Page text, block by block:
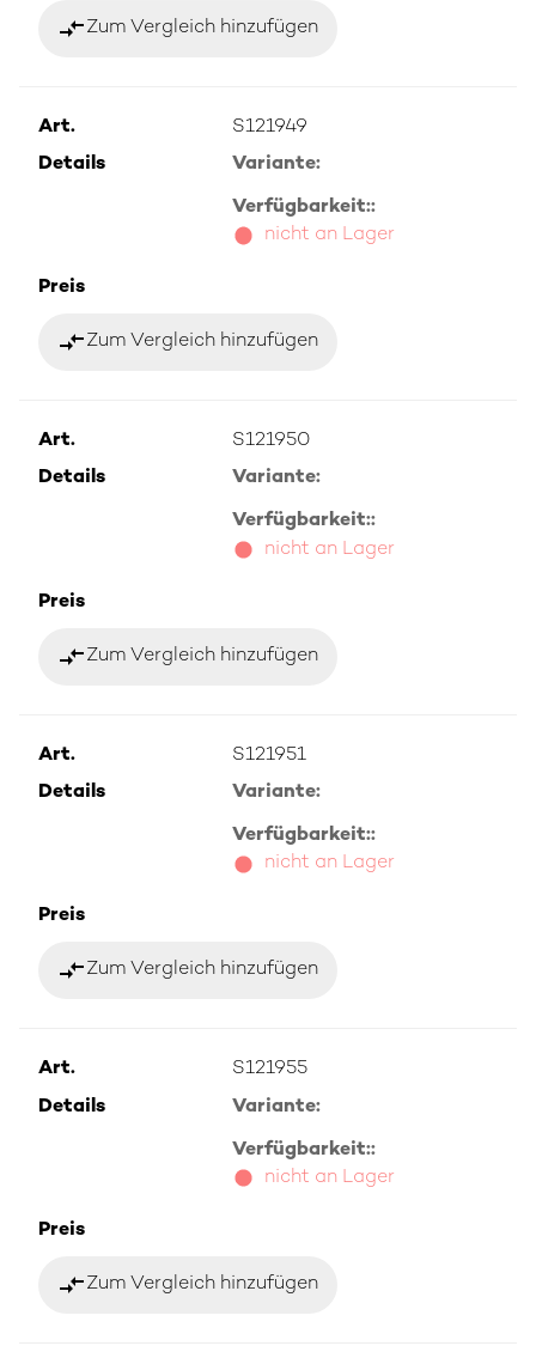
compare_arrowsZum Vergleich hinzufügen
Art.
S121949
Details
Variante:
Verfügbarkeit::
nicht an Lager
Preis
compare_arrowsZum Vergleich hinzufügen
Art.
S121950
Details
Variante:
Verfügbarkeit::
nicht an Lager
Preis
compare_arrowsZum Vergleich hinzufügen
Art.
S121951
Details
Variante:
Verfügbarkeit::
nicht an Lager
Preis
compare_arrowsZum Vergleich hinzufügen
Art.
S121955
Details
Variante:
Verfügbarkeit::
nicht an Lager
Preis
compare_arrowsZum Vergleich hinzufügen